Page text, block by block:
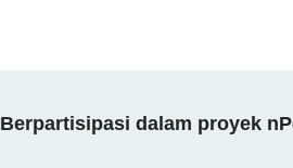
Berpartisipasi dalam proyek